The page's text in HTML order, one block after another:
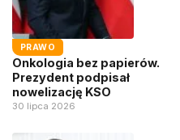
PRAWO
Onkologia bez papierów.
Prezydent podpisał
nowelizację KSO
30 lipca 2026